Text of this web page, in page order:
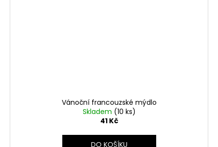
Vánoční francouzské mýdlo
Skladem (10 ks)
41 Kč
DO KOŠÍKU